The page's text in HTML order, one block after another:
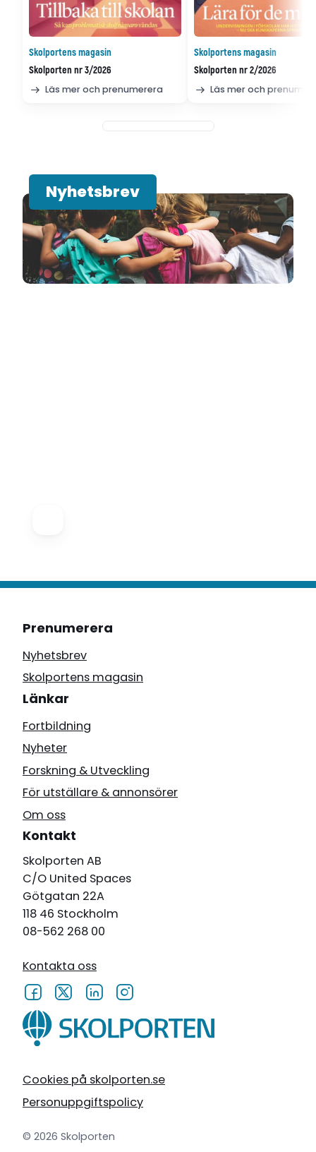
Skolportens magasin
Skolporten nr 3/2026
Läs mer och prenumerera
Skolportens magasin
Skolporten nr 2/2026
Läs mer och
Nyhetsbrev
Cookies på skolporten.se
Personuppgiftspolicy
© 2026 Skolporten
Prenumerera
Nyhetsbrev
Skolportens magasin
Länkar
Fortbildning
Nyheter
Forskning & Utveckling
För utställare & annonsörer
Om oss
Kontakt
Skolporten AB
C/O United Spaces
Götgatan 22A
118 46 Stockholm
08-562 268 00
Kontakta oss